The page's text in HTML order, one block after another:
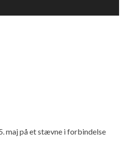
maj på et stævne i forbindelse